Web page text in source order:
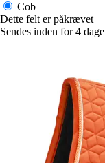
Cob
Dette felt er påkrævet
Sendes inden for 4 dage